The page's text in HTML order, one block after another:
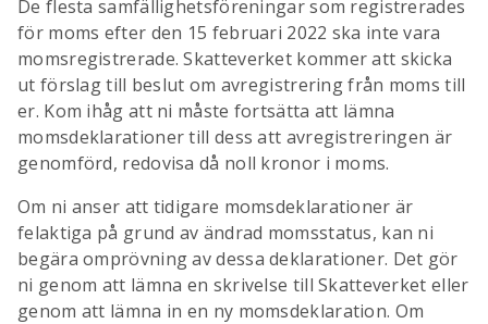
De flesta samfällighetsföreningar som registrerades
för moms efter den 15 februari 2022 ska inte vara
momsregistrerade. Skatteverket kommer att skicka
ut förslag till beslut om avregistrering från moms till
er. Kom ihåg att ni måste fortsätta att lämna
momsdeklarationer till dess att avregistreringen är
genomförd, redovisa då noll kronor i moms.
Om ni anser att tidigare momsdeklarationer är
felaktiga på grund av ändrad momsstatus, kan ni
begära omprövning av dessa deklarationer. Det gör
ni genom att lämna en skrivelse till Skatteverket eller
genom att lämna in en ny momsdeklaration. Om